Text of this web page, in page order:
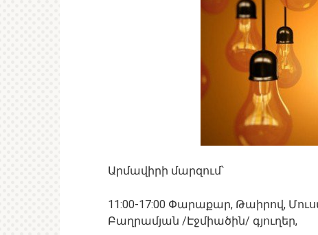
Արմավիրի մարզում՝
11:00-17:00 Փարաքար, Թաիրով,
Բաղրամյան /Էջմիածին/ գյուղեր,